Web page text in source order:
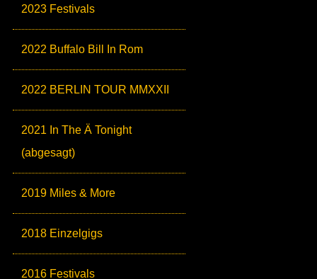
2023 Festivals
2022 Buffalo Bill In Rom
2022 BERLIN TOUR MMXXII
2021 In The Ä Tonight
(abgesagt)
2019 Miles & More
2018 Einzelgigs
2016 Festivals